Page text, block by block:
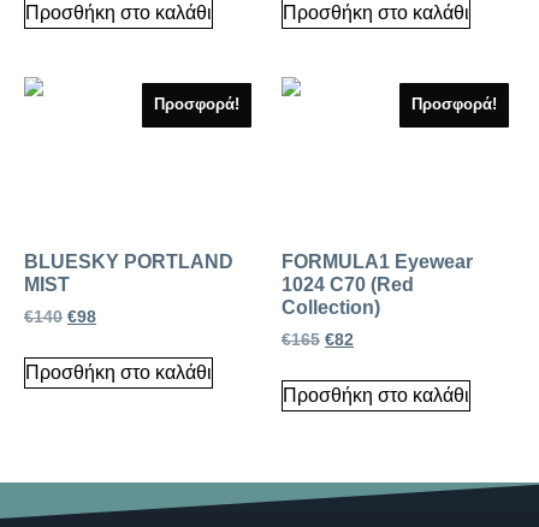
Προσθήκη στο καλάθι Προσθήκη στο καλάθι
Προσφορά!
BLUESKY PORTLAND
MIST
€140 €98
Προσθήκη στο καλάθι
Προσφορά!
FORMULA1 Eyewear
1024 C70 (Red
Collection)
€165 €82
Προσθήκη στο καλάθι